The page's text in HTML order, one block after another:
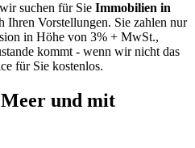
suchen für Sie Immobilien in
Ihren Vorstellungen. Sie zahlen nur
in Höhe von 3% + MwSt.,
kommt - wenn wir nicht das
für Sie kostenlos.
und mit